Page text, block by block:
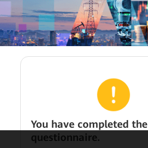
You have completed the
questionnaire.